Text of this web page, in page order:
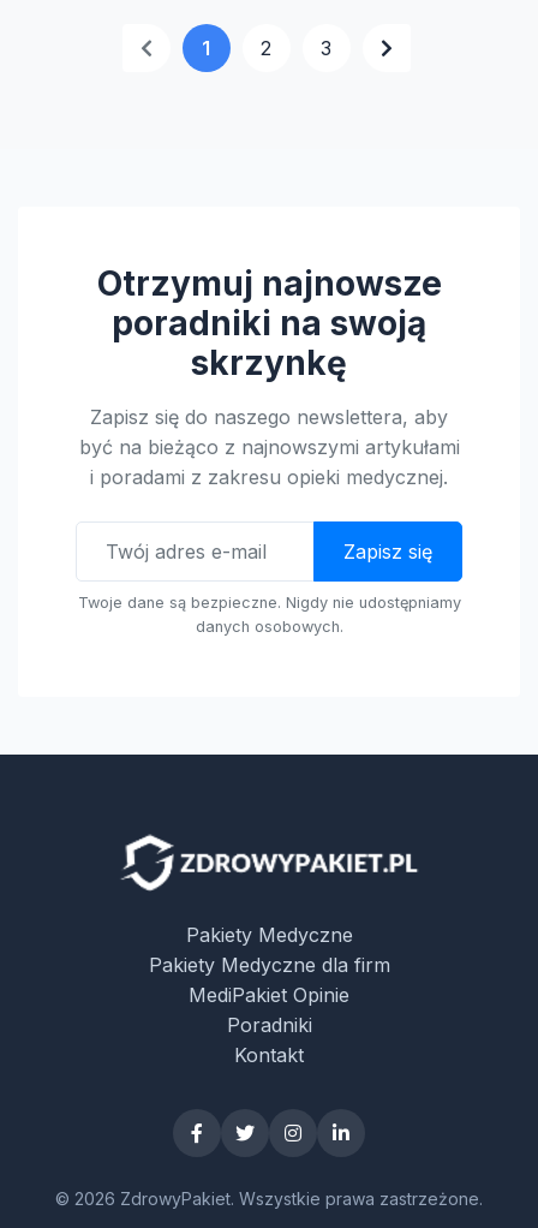
1 2 3
Otrzymuj najnowsze
poradniki na swoją
skrzynkę
Zapisz się do naszego newslettera, aby
być na bieżąco z najnowszymi artykułami
i poradami z zakresu opieki medycznej.
Zapisz się
Twoje dane są bezpieczne. Nigdy nie udostępniamy
danych osobowych.
Pakiety Medyczne
Pakiety Medyczne dla firm
MediPakiet Opinie
Poradniki
Kontakt
© 2026 ZdrowyPakiet. Wszystkie prawa zastrzeżone.